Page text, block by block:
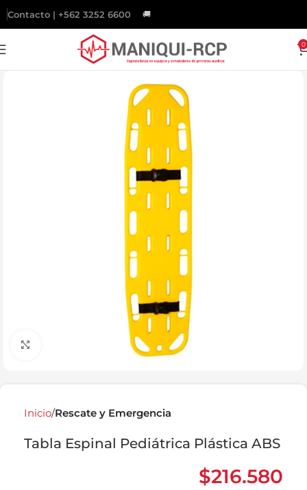
Contacto | +562 3252 6600 🚚
0
Inicio Rescate y Emergencia
Tabla Espinal Pediátrica Plástica ABS
$216.580